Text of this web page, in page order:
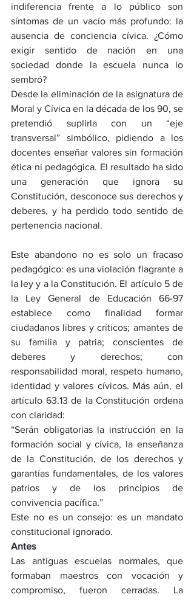
indiferencia frente a lo público son
síntomas de un vacío más profundo: la
ausencia de conciencia cívica. ¿Cómo
exigir sentido de nación en una
sociedad donde la escuela nunca lo
sembró?
Desde la eliminación de la asignatura de
Moral y Cívica en la década de los 90, se
pretendió suplirla con un “eje
transversal” simbólico, pidiendo a los
docentes enseñar valores sin formación
ética ni pedagógica. El resultado ha sido
una generación que ignora su
Constitución, desconoce sus derechos y
deberes, y ha perdido todo sentido de
pertenencia nacional.
Este abandono no es solo un fracaso
pedagógico: es una violación flagrante a
la ley y a la Constitución. El artículo 5 de
la Ley General de Educación 66-97
establece como finalidad formar
ciudadanos libres y críticos; amantes de
su familia y patria; conscientes de
deberes y derechos; con
responsabilidad moral, respeto humano,
identidad y valores cívicos. Más aún, el
artículo 63.13 de la Constitución ordena
con claridad:
“Serán obligatorias la instrucción en la
formación social y cívica, la enseñanza
de la Constitución, de los derechos y
garantías fundamentales, de los valores
patrios y de los principios de
convivencia pacífica.”
Este no es un consejo: es un mandato
constitucional ignorado.
Antes
Las antiguas escuelas normales, que
formaban maestros con vocación y
compromiso, fueron cerradas. La